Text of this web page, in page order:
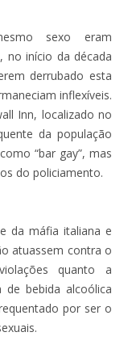
sexo eram
no início da década
derrubado esta
inflexíveis.
Inn, localizado no
da população
“bar gay”, mas
do policiamento.
da máfia italiana e
atuassem contra o
quanto a
de bebida alcoólica
por ser o